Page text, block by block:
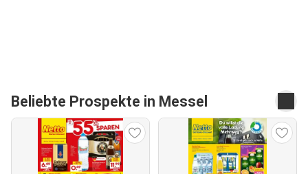
Beliebte Prospekte in Messel